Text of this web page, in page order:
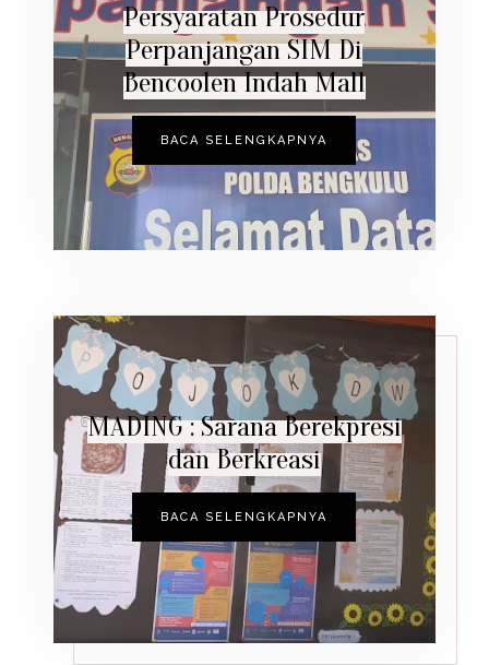
Persyaratan Prosedur
Perpanjangan SIM Di
Bencoolen Indah Mall
BACA SELENGKAPNYA
MADING : Sarana Berekpresi
dan Berkreasi
BACA SELENGKAPNYA